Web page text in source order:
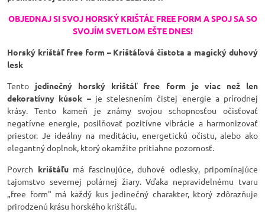
OBJEDNAJ SI SVOJ HORSKÝ KRIŠTÁĽ FREE FORM A SPOJ SA SO
SVOJÍM SVETLOM EŠTE DNES!
Horský krištáľ free form – Krištáľová čistota a magický duhový
lesk
Tento jedinečný horský krištáľ free form je viac než len
dekoratívny kúsok – je stelesnením čistej energie a prírodnej
krásy. Tento kameň je známy svojou schopnosťou očisťovať
negatívne energie, posilňovať pozitívne vibrácie a harmonizovať
priestor. Je ideálny na meditáciu, energetickú očistu, alebo ako
elegantný doplnok, ktorý okamžite pritiahne pozornosť.
Povrch krištáľu má fascinujúce, duhové odlesky, pripomínajúce
tajomstvo severnej polárnej žiary. Vďaka nepravidelnému tvaru
„free form" má každý kus jedinečný charakter, ktorý zdôrazňuje
prirodzenú krásu horského krištáľu.